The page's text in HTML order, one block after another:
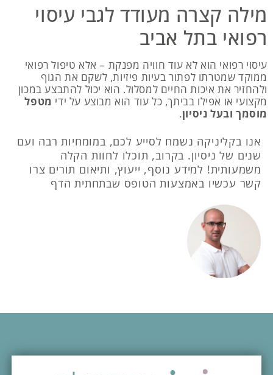
מילה קצרה מעודד לגבי עיסוי
רפואי בתל אביב
עיסוי רפואי הוא לא עוד חוויה מפנקת – אלא טיפול רפואי
ממוקד שמטרתו לפתור בעיות פיזיות, לשקם את הגוף
ולהחזיר את איכות החיים למסלול. הוא יכול להתבצע במכון
מקצועי או אפילו בביתך, כל עוד הוא מבוצע על ידי מטפל
מוסמך ובעל ניסיון.
אנו בקליניקה נשמח לסייע לכם, במומחיות רבה ועם
שנים של ניסיון. בקרוב, תוכלו לחוות הקלה
משמעותית! למידע נוסף, ייעוץ, ותיאום תורים צרו
קשר עכשיו באמצעות הטופס שבתחתית הדף